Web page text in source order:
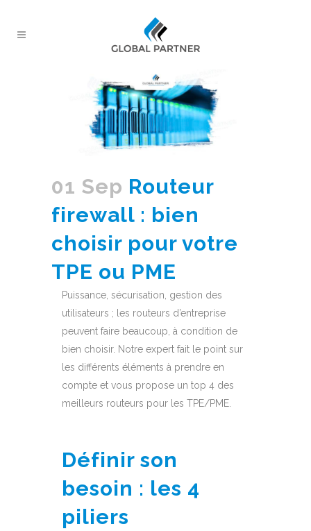
01 Sep Routeur
firewall : bien
choisir pour votre
TPE ou PME
Puissance, sécurisation, gestion des
utilisateurs ; les routeurs d’entreprise
peuvent faire beaucoup, à condition de
bien choisir. Notre expert fait le point sur
les différents éléments à prendre en
compte et vous propose un top 4 des
meilleurs routeurs pour les TPE/PME.
Définir son
besoin : les 4
piliers